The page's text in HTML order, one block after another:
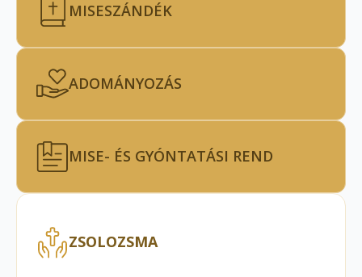
MISESZÁNDÉK
ADOMÁNYOZÁS
MISE- ÉS GYÓNTATÁSI REND
ZSOLOZSMA